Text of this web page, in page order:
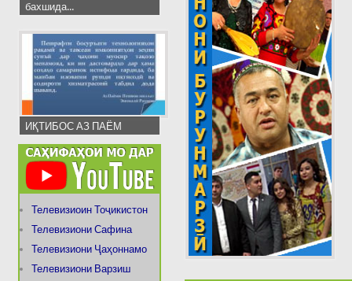
бахшида...
ИҚТИБОС АЗ ПАЁМ
Телевизиоин Тоҷикистон
Телевизиони Сафина
Телевизиони Ҷаҳоннамо
Телевизиони Варзиш